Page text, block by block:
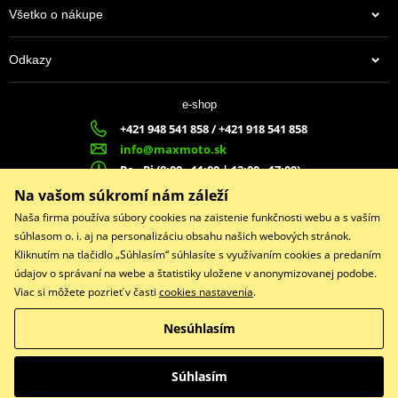
Všetko o nákupe
Odkazy
e-shop
+421 948 541 858 / +421 918 541 858
info@maxmoto.sk
Po - Pi (8:00 - 11:00 | 12:00 - 17:00)
MAX
MOTO s.r.o.
Slovenských dobrovoľníkov 1439
022 01 Čadca
Facebook
Copyright © 2026 www.maxmotoshop.sk
Všetky práva vyhradené
Prepnúť na klasickú verziu
Na vašom súkromí nám záleží
Naša firma používa súbory cookies na zaistenie funkčnosti webu a s vaším
súhlasom o. i. aj na personalizáciu obsahu našich webových stránok.
Kliknutím na tlačidlo „Súhlasím“ súhlasíte s využívaním cookies a predaním
údajov o správaní na webe a štatistiky uložene v anonymizovanej podobe.
Viac si môžete pozrieť v časti cookies nastavenia.
Nesúhlasím
Súhlasím